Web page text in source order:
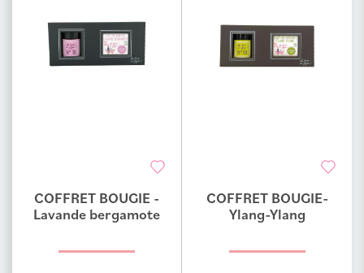
Ajouter au comparateur
COFFRET BOUGIE -
Lavande bergamote
Ajouter au comparateur
COFFRET BOUGIE-
Ylang-Ylang